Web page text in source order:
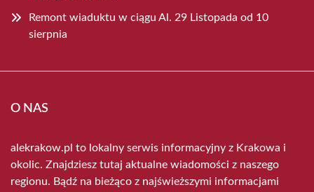
Remont wiaduktu w ciągu Al. 29 Listopada od 10
sierpnia
O NAS
alekrakow.pl to lokalny serwis informacyjny z Krakowa i
okolic. Znajdziesz tutaj aktualne wiadomości z naszego
regionu. Bądź na bieżąco z najświeższymi informacjami